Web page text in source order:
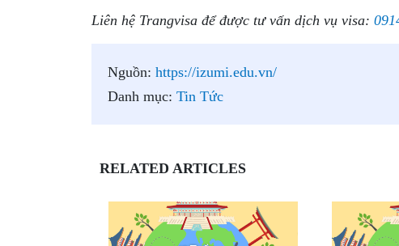
Liên hệ Trangvisa để được tư vấn dịch vụ visa:
Nguồn: https://izumi.edu.vn/
Danh mục: Tin Tức
RELATED ARTICLES